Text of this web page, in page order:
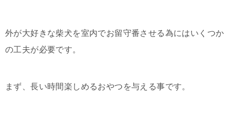
外が大好きな柴犬を室内でお留守番させる為にはいくつか
の工夫が必要です。
まず、長い時間楽しめるおやつを与える事です。